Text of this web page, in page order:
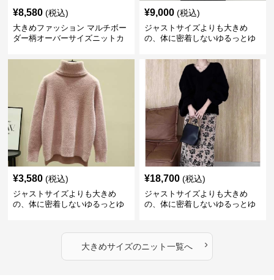
¥8,580 (税込)
大きめファッション マルチボー
ダー柄オーバーサイズニットカ
¥9,000 (税込)
ジャストサイズよりも大きめ
の、体に密着しないゆるっとゆ
ビッグシルエットロゴニット
¥3,580 (税込)
ジャストサイズよりも大きめ
の、体に密着しないゆるっとゆ
¥18,700 (税込)
ジャストサイズよりも大きめ
の、体に密着しないゆるっとゆ
りニット
大きめサイズのニット一覧へ ›